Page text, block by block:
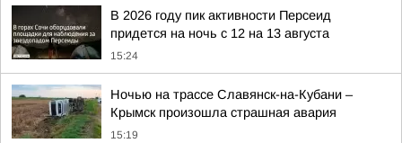
В 2026 году пик активности Персеид
придется на ночь с 12 на 13 августа
15:24
Ночью на трассе Славянск-на-Кубани –
Крымск произошла страшная авария
15:19